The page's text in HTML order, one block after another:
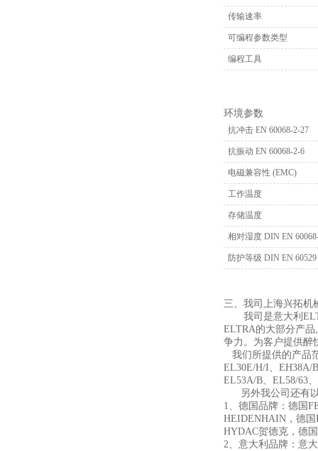
传输速率
可编程参数类型
编程工具
环境参数
抗冲击 EN 60068-2-27
抗振动 EN 60068-2-6
电磁兼容性 (EMC)
工作温度
存储温度
相对湿度 DIN EN
防护等级 DIN EN 60529
三、我司上海兴拓机
我司是意大利
ELTRA的大部分产
争力。为客户提供醉
我们所提供的产品
EL30E/H/I、EH38A/
EL53A/B、EL58/63
另外我公司还有
1、德国品牌：德国
HEIDENHAIN，德国
HYDAC贺德克，德
2、意大利品牌：意